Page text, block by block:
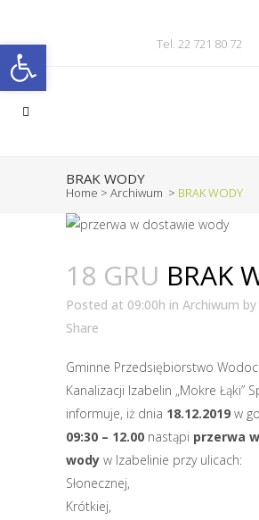
Otwórz pasek narzędzi Tel. 22 721 80 72
BRAK WODY
Home > Archiwum > BRAK WODY
18 GRU BRAK
Posted at 09:00h in Archiwum by
Share
Gminne Przedsiębiorstwo
Kanalizacji Izabelin „Mokre Łąki”
informuje, iż dnia 18.12.2019 w
09:30 – 12.00 nastąpi przerwa
wody w Izabelinie przy ulicach:
Słonecznej,
Krótkiej,